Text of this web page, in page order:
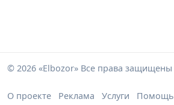
© 2026 «Elbozor» Все права защищены
О проекте Реклама Услуги Помощь